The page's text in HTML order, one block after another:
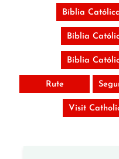
Bíblia
Bíblia
Bíblia
Rute
Visit